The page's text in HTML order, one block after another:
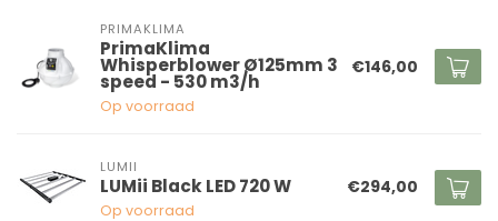
PRIMAKLIMA
PrimaKlima
Whisperblower Ø125mm 3
speed - 530 m3/h
Op voorraad
€146,00
LUMII
LUMii Black LED 720 W
Op voorraad
€294,00